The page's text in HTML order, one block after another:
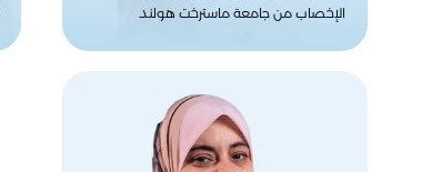
الإخصاب من جامعة ماسترخت هولند